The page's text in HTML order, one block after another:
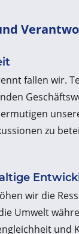
fallen wir.
zu
wir die
Umwelt
und